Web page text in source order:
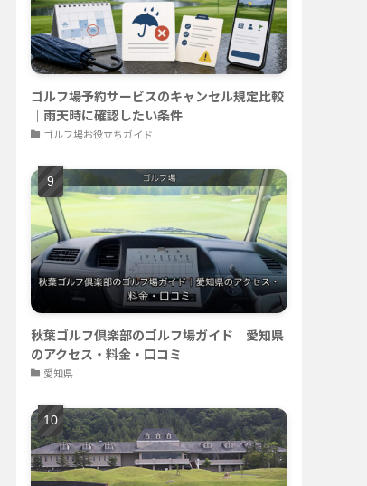
ゴルフ場予約サービスのキャンセル規定比較
｜雨天時に確認したい条件
ゴルフ場お役立ちガイド
秋葉ゴルフ倶楽部のゴルフ場ガイド｜愛知県
のアクセス・料金・口コミ
愛知県